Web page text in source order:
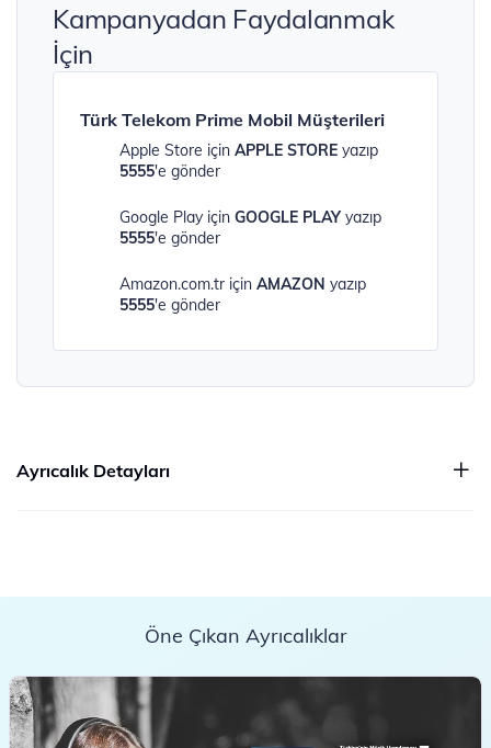
Kampanyadan Faydalanmak
İçin
Türk Telekom Prime Mobil Müşterileri
Apple Store için APPLE STORE yazıp
5555'e gönder
Google Play için GOOGLE PLAYyazıp
5555'e gönder
Amazon.com.tr için AMAZON yazıp
5555'e gönder
Ayrıcalık Detayları
Öne Çıkan Ayrıcalıklar